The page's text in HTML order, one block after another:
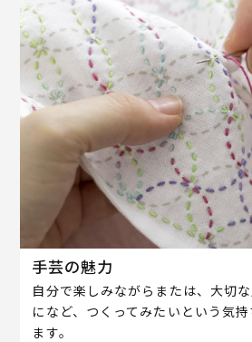
手芸の魅力
自分で楽しみながらまたは、大切
になど、つくってみたいという気
ます。